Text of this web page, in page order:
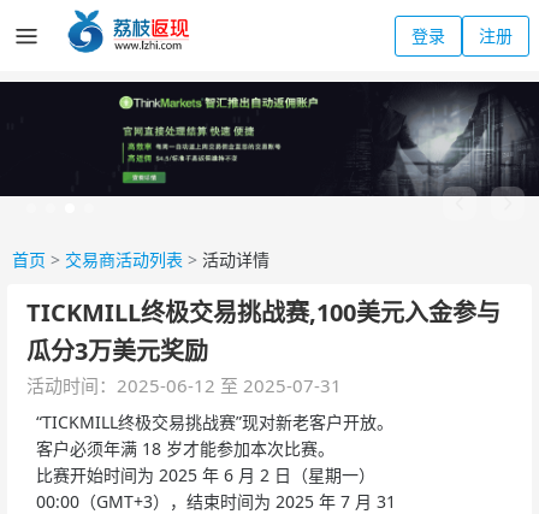
登录 注册
首页 > 交易商活动列表 > 活动详情
TICKMILL终极交易挑战赛,100美元入金参与
瓜分3万美元奖励
活动时间：2025-06-12 至 2025-07-31
“TICKMILL终极交易挑战赛”现对新老客户开放。
客户必须年满 18 岁才能参加本次比赛。
比赛开始时间为 2025 年 6 月 2 日（星期一）
00:00（GMT+3），结束时间为 2025 年 7 月 31